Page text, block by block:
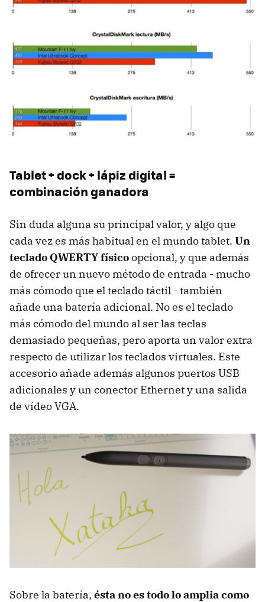
Tablet + dock + lápiz digital =
combinación ganadora
Sin duda alguna su principal valor, y algo que
cada vez es más habitual en el mundo tablet. Un
teclado QWERTY físicoopcional, y que además
de ofrecer un nuevo método de entrada - mucho
más cómodo que el teclado táctil - también
añade una batería adicional. No es el teclado
más cómodo del mundo al ser las teclas
demasiado pequeñas, pero aporta un valor extra
respecto de utilizar los teclados virtuales. Este
accesorio añade además algunos puertos USB
adicionales y un conector Ethernet y una salida
de vídeo VGA.
Sobre la batería, ésta no es todo lo amplia como